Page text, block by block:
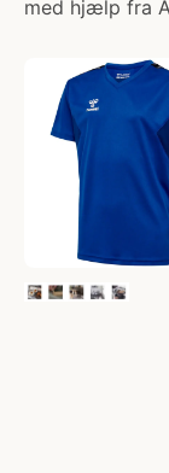
med hjælp fra